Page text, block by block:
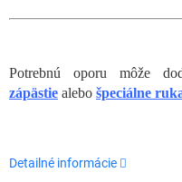
Potrebnú oporu môže
zápästie alebo špeciálne
Detailné informácie